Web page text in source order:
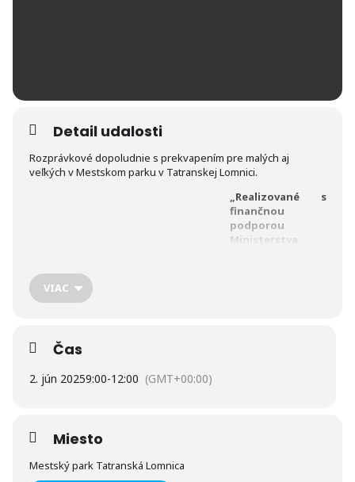
Detail udalosti
Rozprávkové dopoludnie s prekvapením pre malých aj
veľkých v Mestskom parku v Tatranskej Lomnici.
„Realizované s
finančnou
podporou
Ministerstva
VIAC
Čas
2. jún 20259:00-12:00 (GMT+00:00)
Miesto
Mestský park Tatranská Lomnica